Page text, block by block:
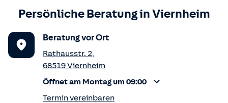
Persönliche Beratung inViernheim
Beratung vor Ort
Rathausstr. 2,
68519Viernheim
Öffnet am Montag um 09:00
Termin vereinbaren